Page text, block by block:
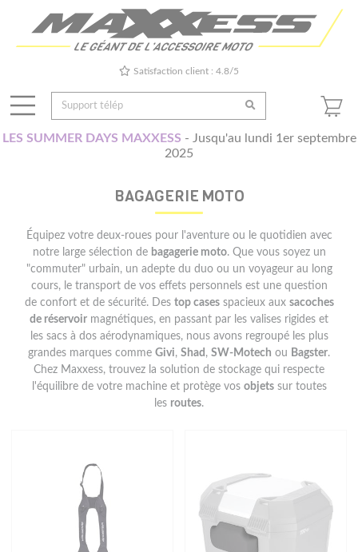
Satisfaction client : 4.8/5
LES SUMMER DAYS MAXXESS - Jusqu'au lundi 1er septembre
2025
BAGAGERIE MOTO
Équipez votre deux-roues pour l'aventure ou le quotidien avec
notre large sélection de bagagerie moto. Que vous soyez un
"commuter" urbain, un adepte du duo ou un voyageur au long
cours, le transport de vos effets personnels est une question
de confort et de sécurité. Des top casesspacieux aux sacoches
de réservoir magnétiques, en passant par les valises rigides et
les sacs à dos aérodynamiques, nous avons regroupé les plus
grandes marques comme Givi, Shad , SW-Motech ou Bagster.
Chez Maxxess, trouvez la solution de stockage qui respecte
l'équilibre de votre machine et protège vos objetssur toutes
les routes.